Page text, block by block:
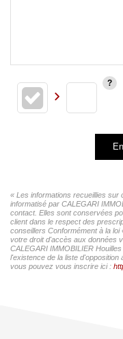
« Les informations recueillies sur
informatisé par CALEGARI
contact. Elles sont conservées
client dans le respect des
conseillers Conformément à la
votre droit d'accès aux données
CALEGARI IMMOBILIER
l'existence de la liste d'opposition
vous pouvez vous inscrire ici :